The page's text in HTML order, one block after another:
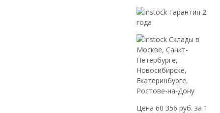
Гарантия 2
года
Склады в
Москве, Санкт-
Петербурге,
Новосибирске,
Екатеринбурге,
Ростове-на-Дону
Цена 60 356 руб. за 1